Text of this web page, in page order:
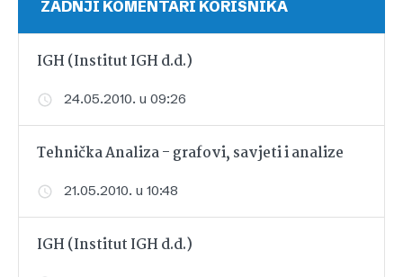
ZADNJI KOMENTARI KORISNIKA
IGH (Institut IGH d.d.)
24.05.2010. u 09:26
Tehnička Analiza - grafovi, savjeti i analize
21.05.2010. u 10:48
IGH (Institut IGH d.d.)